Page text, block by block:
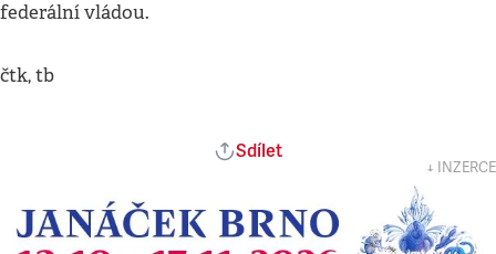
federální vládou.
čtk, tb
Sdílet
↓ INZERCE